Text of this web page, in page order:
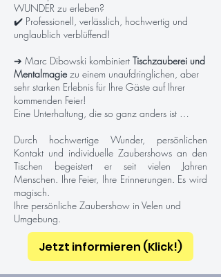
WUNDER zu erleben?
✔️ Professionell, verlässlich, hochwertig und
unglaublich verblüffend!
➔ Marc Dibowski kombiniert Tischzauberei und
Mentalmagiezu einem unaufdringlichen, aber
sehr starken Erlebnis für Ihre Gäste auf Ihrer
kommenden Feier!
Eine Unterhaltung, die so ganz anders ist …
Durch hochwertige Wunder, persönlichen
Kontakt und individuelle Zaubershows an den
Tischen begeistert er seit vielen Jahren
Menschen. Ihre Feier, Ihre Erinnerungen. Es wird
magisch.
Ihre persönliche Zaubershow in Velen und
Umgebung.
Jetzt informieren (Klick!)